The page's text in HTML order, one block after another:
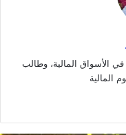
الأسواق المالية، وطالب
المالية